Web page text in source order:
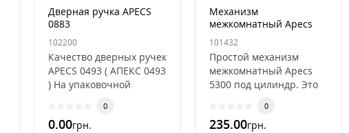
Дверная ручка APECS
0883
102200
Качество дверных ручек
APECS 0493 ( АПЕКС 0493
) На упаковочной
постовляется дверная
ручка APECS 0493 ..
0
0.00грн.
Механизм
межкомнатный Apecs
5300
101432
Простой механизм
межкомнатный Apecs
5300 под цилиндр. Это
межкомнатной
деревянной двери,
0
235.00грн.